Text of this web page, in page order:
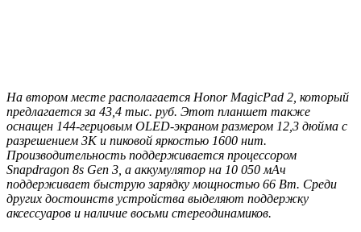
На втором месте располагается Honor MagicPad 2, который
предлагается за 43,4 тыс. руб. Этот планшет также
оснащен 144-герцовым OLED-экраном размером 12,3 дюйма с
разрешением 3K и пиковой яркостью 1600 нит.
Производительность поддерживается процессором
Snapdragon 8s Gen 3, а аккумулятор на 10 050 мАч
поддерживает быструю зарядку мощностью 66 Вт. Среди
других достоинств устройства выделяют поддержку
аксессуаров и наличие восьми стереодинамиков.